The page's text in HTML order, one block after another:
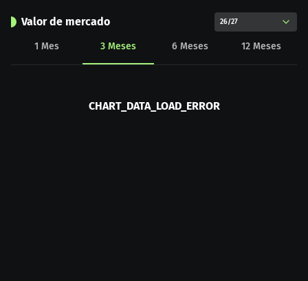
Valor de mercado 26/27
1 Mes 3 Meses 6 Meses 12 Meses
CHART_DATA_LOAD_ERROR